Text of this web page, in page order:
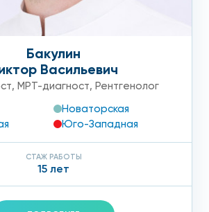
Бакулин
Васильевич
, МРТ-диагност, Рентгенолог
Новаторская
Юго-Западная
СТАЖ РАБОТЫ
15 лет